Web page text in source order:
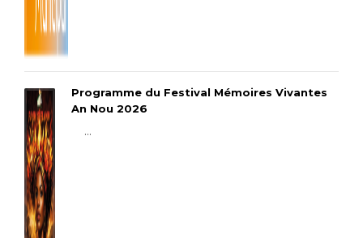
Programme du Festival Mémoires Vivantes
An Nou 2026
...